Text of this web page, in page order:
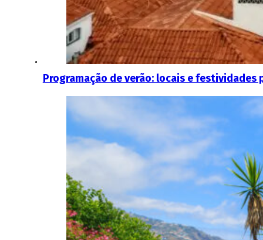
Programação de verão: locais e